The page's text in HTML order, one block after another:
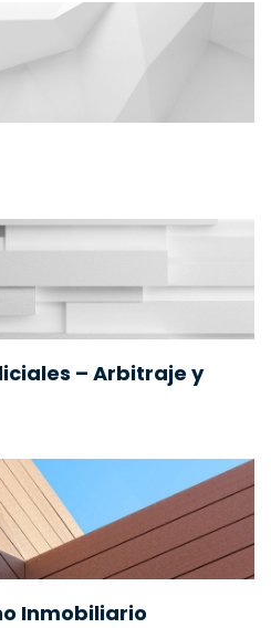
– Arbitraje y
Inmobiliario